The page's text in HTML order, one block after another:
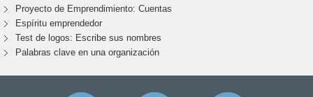
Proyecto de Emprendimiento: Cuentas
Espíritu emprendedor
Test de logos: Escribe sus nombres
Palabras clave en una organización